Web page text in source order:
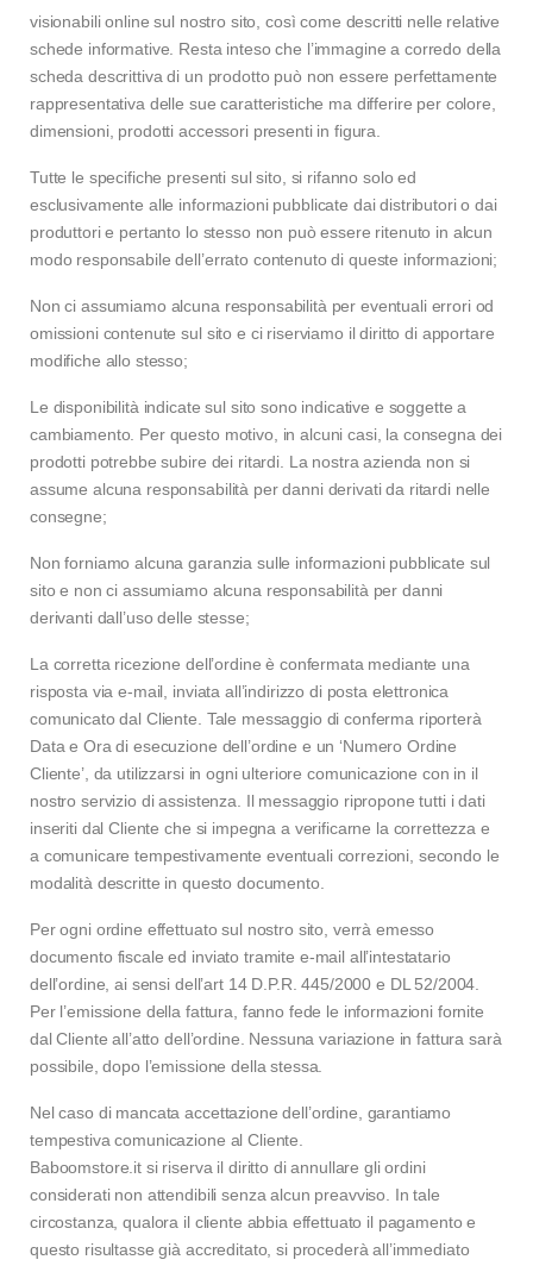
visionabili online sul nostro sito, così come descritti nelle relative
schede informative. Resta inteso che l’immagine a corredo della
scheda descrittiva di un prodotto può non essere perfettamente
rappresentativa delle sue caratteristiche ma differire per colore,
dimensioni, prodotti accessori presenti in figura.
Tutte le specifiche presenti sul sito, si rifanno solo ed
esclusivamente alle informazioni pubblicate dai distributori o dai
produttori e pertanto lo stesso non può essere ritenuto in alcun
modo responsabile dell’errato contenuto di queste informazioni;
Non ci assumiamo alcuna responsabilità per eventuali errori od
omissioni contenute sul sito e ci riserviamo il diritto di apportare
modifiche allo stesso;
Le disponibilità indicate sul sito sono indicative e soggette a
cambiamento. Per questo motivo, in alcuni casi, la consegna dei
prodotti potrebbe subire dei ritardi. La nostra azienda non si
assume alcuna responsabilità per danni derivati da ritardi nelle
consegne;
Non forniamo alcuna garanzia sulle informazioni pubblicate sul
sito e non ci assumiamo alcuna responsabilità per danni
derivanti dall’uso delle stesse;
La corretta ricezione dell’ordine è confermata mediante una
risposta via e-mail, inviata all’indirizzo di posta elettronica
comunicato dal Cliente. Tale messaggio di conferma riporterà
Data e Ora di esecuzione dell’ordine e un ‘Numero Ordine
Cliente’, da utilizzarsi in ogni ulteriore comunicazione con in il
nostro servizio di assistenza. Il messaggio ripropone tutti i dati
inseriti dal Cliente che si impegna a verificarne la correttezza e
a comunicare tempestivamente eventuali correzioni, secondo le
modalità descritte in questo documento.
Per ogni ordine effettuato sul nostro sito, verrà emesso
documento fiscale ed inviato tramite e-mail all’intestatario
dell’ordine, ai sensi dell’art 14 D.P.R. 445/2000 e DL 52/2004.
Per l’emissione della fattura, fanno fede le informazioni fornite
dal Cliente all’atto dell’ordine. Nessuna variazione in fattura sarà
possibile, dopo l’emissione della stessa.
Nel caso di mancata accettazione dell’ordine, garantiamo
tempestiva comunicazione al Cliente.
Baboomstore.it si riserva il diritto di annullare gli ordini
considerati non attendibili senza alcun preavviso. In tale
circostanza, qualora il cliente abbia effettuato il pagamento e
questo risultasse già accreditato, si procederà all’immediato